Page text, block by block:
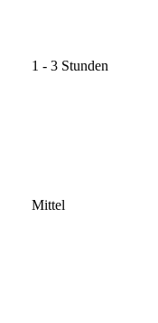
1 - 3 Stunden
Mittel